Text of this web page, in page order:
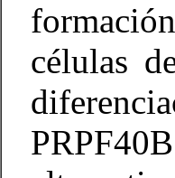
células